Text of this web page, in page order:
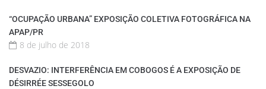
“OCUPAÇÃO URBANA” EXPOSIÇÃO COLETIVA FOTOGRÁFICA NA
APAP/PR
8 de julho de 2018
DESVAZIO: INTERFERÊNCIA EM COBOGOS É A EXPOSIÇÃO DE
DÉSIRRÉE SESSEGOLO